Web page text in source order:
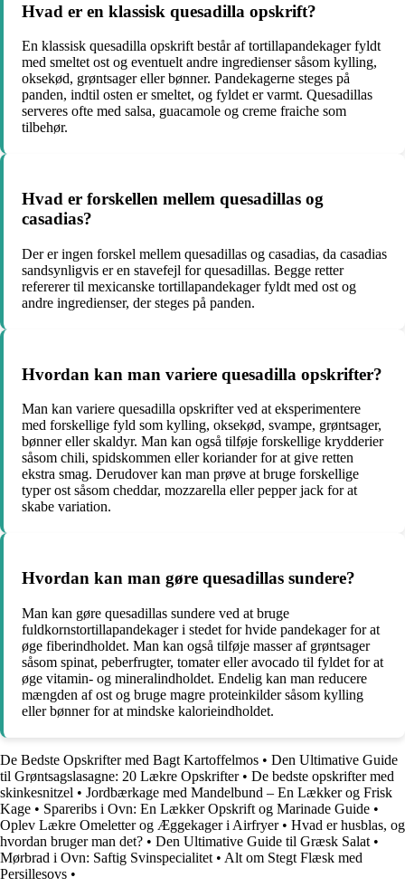
Hvad er en klassisk quesadilla opskrift?
En klassisk quesadilla opskrift består af tortillapandekager fyldt
med smeltet ost og eventuelt andre ingredienser såsom kylling,
oksekød, grøntsager eller bønner. Pandekagerne steges på
panden, indtil osten er smeltet, og fyldet er varmt. Quesadillas
serveres ofte med salsa, guacamole og creme fraiche som
tilbehør.
Hvad er forskellen mellem quesadillas og
casadias?
Der er ingen forskel mellem quesadillas og casadias, da casadias
sandsynligvis er en stavefejl for quesadillas. Begge retter
refererer til mexicanske tortillapandekager fyldt med ost og
andre ingredienser, der steges på panden.
Hvordan kan man variere quesadilla opskrifter?
Man kan variere quesadilla opskrifter ved at eksperimentere
med forskellige fyld som kylling, oksekød, svampe, grøntsager,
bønner eller skaldyr. Man kan også tilføje forskellige krydderier
såsom chili, spidskommen eller koriander for at give retten
ekstra smag. Derudover kan man prøve at bruge forskellige
typer ost såsom cheddar, mozzarella eller pepper jack for at
skabe variation.
Hvordan kan man gøre quesadillas sundere?
Man kan gøre quesadillas sundere ved at bruge
fuldkornstortillapandekager i stedet for hvide pandekager for at
øge fiberindholdet. Man kan også tilføje masser af grøntsager
såsom spinat, peberfrugter, tomater eller avocado til fyldet for at
øge vitamin- og mineralindholdet. Endelig kan man reducere
mængden af ost og bruge magre proteinkilder såsom kylling
eller bønner for at mindske kalorieindholdet.
De Bedste Opskrifter med Bagt Kartoffelmos • Den Ultimative Guide
til Grøntsagslasagne: 20 Lækre Opskrifter• De bedste opskrifter med
skinkesnitzel • Jordbærkage med Mandelbund – En Lækker og Frisk
Kage • Spareribs i Ovn: En Lækker Opskrift og Marinade Guide •
Oplev Lækre Omeletter og Æggekager i Airfryer• Hvad er husblas, og
hvordan bruger man det? • Den Ultimative Guide til Græsk Salat •
Mørbrad i Ovn: Saftig Svinspecialitet • Alt om Stegt Flæsk med
Persillesovs •